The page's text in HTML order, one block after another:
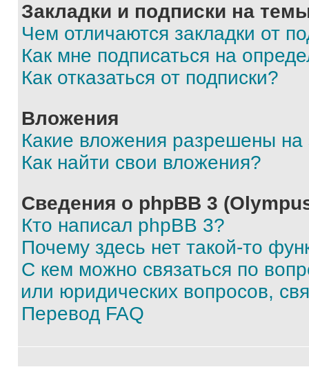
Закладки и подписки на
Чем отличаются закладки от
Как мне подписаться на
Как отказаться от подписки?
Вложения
Какие вложения разрешены
Как найти свои вложения?
Сведения о phpBB 3
Кто написал phpBB 3?
Почему здесь нет такой-то
С кем можно связаться по
или юридических вопросов,
Перевод FAQ